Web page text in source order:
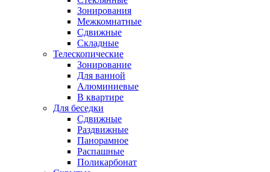
Зонирования
Межкомнатные
Сдвижные
Складные
Телескопические
Зонирование
Для ванной
Алюминиевые
В квартире
Для беседки
Сдвижные
Раздвижные
Панорамное
Распашные
Поликарбонат